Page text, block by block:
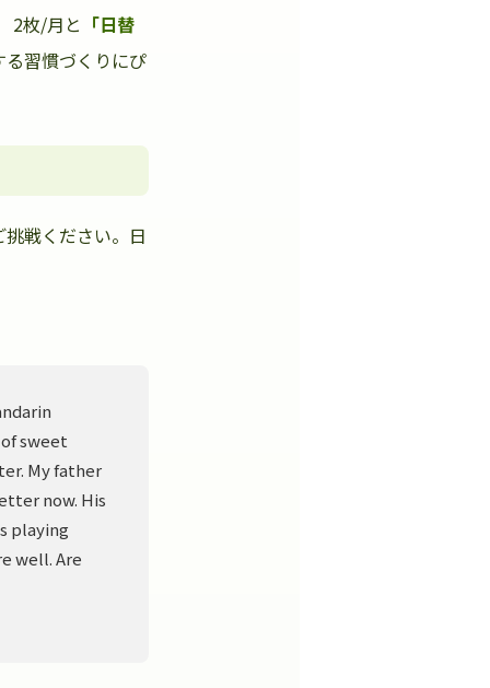
2枚/月と 「日替
習慣づくりにぴ
戦ください。日
sweet
My father
now. His
playing
well. Are